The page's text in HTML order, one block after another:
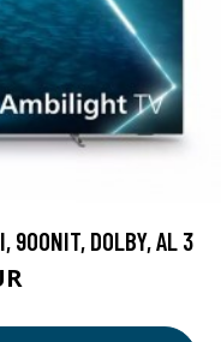
900NIT, DOLBY, AL 3